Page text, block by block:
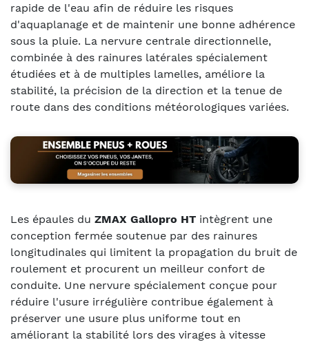
rapide de l'eau afin de réduire les risques
d'aquaplanage et de maintenir une bonne adhérence
sous la pluie. La nervure centrale directionnelle,
combinée à des rainures latérales spécialement
étudiées et à de multiples lamelles, améliore la
stabilité, la précision de la direction et la tenue de
route dans des conditions météorologiques variées.
Les épaules du ZMAX Gallopro HT intègrent une
conception fermée soutenue par des rainures
longitudinales qui limitent la propagation du bruit de
roulement et procurent un meilleur confort de
conduite. Une nervure spécialement conçue pour
réduire l'usure irrégulière contribue également à
préserver une usure plus uniforme tout en
améliorant la stabilité lors des virages à vitesse